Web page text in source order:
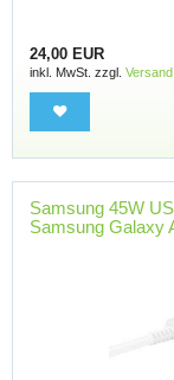
24,00 EUR
inkl. MwSt. zzgl. Versand
Samsung 45W
Samsung Galaxy